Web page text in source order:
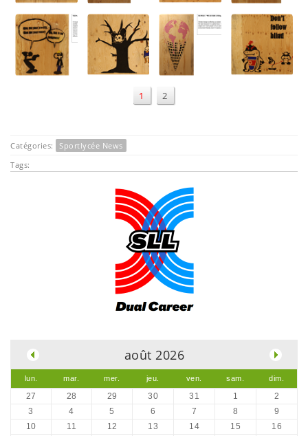
1 2
Catégories:
Sportlycée News
Tags:
août 2026
lun. mar. mer. jeu. ven. sam. dim.
27 28 29 30 31 1
2
3
4 5 6 7 8
9
10
11 12 13 14 15
16